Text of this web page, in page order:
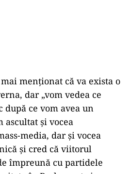
menționat că va exista o
dar „vom vedea ce
după ce vom avea un
ascultat și vocea
media, dar și vocea
și cred că viitorul
împreună cu partidele